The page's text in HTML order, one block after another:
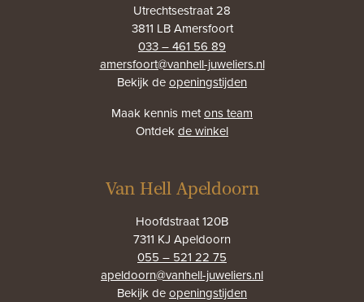
Utrechtsestraat 28
3811 LB Amersfoort
033 – 461 56 89
amersfoort@vanhell-juweliers.nl
Bekijk deopeningstijden
Maak kennis metons team
Ontdekde winkel
Van Hell Apeldoorn
Hoofdstraat 120B
7311 KJ Apeldoorn
055 – 521 22 75
apeldoorn@vanhell-juweliers.nl
Bekijk deopeningstijden